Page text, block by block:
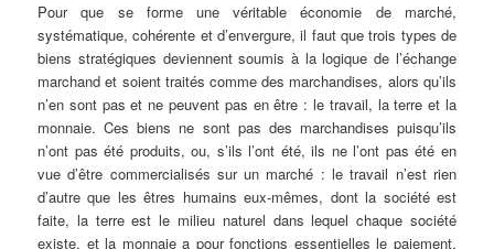
Pour que se forme une véritable économie de marché,
systématique, cohérente et d’envergure, il faut que trois types de
biens stratégiques deviennent soumis à la logique de l’échange
marchand et soient traités comme des marchandises, alors qu’ils
n’en sont pas et ne peuvent pas en être : le travail, la terre et la
monnaie. Ces biens ne sont pas des marchandises puisqu’ils
n’ont pas été produits, ou, s’ils l’ont été, ils ne l’ont pas été en
vue d’être commercialisés sur un marché : le travail n’est rien
d’autre que les êtres humains eux-mêmes, dont la société est
faite, la terre est le milieu naturel dans lequel chaque société
existe, et la monnaie a pour fonctions essentielles le paiement,